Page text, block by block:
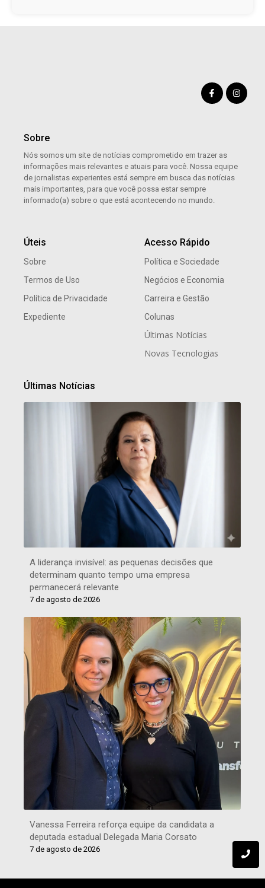
Sobre
Nós somos um site de notícias comprometido em trazer as
informações mais relevantes e atuais para você. Nossa equipe
de jornalistas experientes está sempre em busca das notícias
mais importantes, para que você possa estar sempre
informado(a) sobre o que está acontecendo no mundo.
Úteis
Sobre
Termos de Uso
Política de Privacidade
Expediente
Acesso Rápido
Política e Sociedade
Negócios e Economia
Carreira e Gestão
Colunas
Últimas Notícias
Novas Tecnologias
Últimas Notícias
A liderança invisível: as pequenas decisões que
determinam quanto tempo uma empresa
permanecerá relevante
7 de agosto de 2026
Vanessa Ferreira reforça equipe da candidata a
deputada estadual Delegada Maria Corsato
7 de agosto de 2026